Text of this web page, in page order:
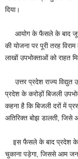
दिया।
आयोग के फैसले के बाद जून
की योजना पर पूरी तरह
लाखों उपभोक्ताओं को राहत
उत्तर प्रदेश राज्य विद्युत
प्रदेश के करोड़ों बिजली
कहना है कि बिजली दरों में
अतिरिक्त बोझ डालती, जिसे
इस फैसले के बाद प्रदेश के
चुकाना पड़ेगा, जिससे आम